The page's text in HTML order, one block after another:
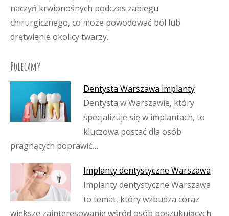
naczyń krwionośnych podczas zabiegu
chirurgicznego, co może powodować ból lub
drętwienie okolicy twarzy.
Polecamy
Dentysta Warszawa implanty
Dentysta w Warszawie, który
specjalizuje się w implantach, to
kluczowa postać dla osób
pragnących poprawić…
Implanty dentystyczne Warszawa
Implanty dentystyczne Warszawa
to temat, który wzbudza coraz
większe zainteresowanie wśród osób poszukujących